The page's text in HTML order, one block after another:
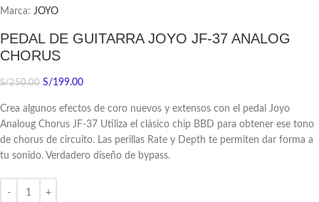
Marca: JOYO
PEDAL DE GUITARRA JOYO JF-37 ANALOG
CHORUS
S/250.00 S/199.00
Crea algunos efectos de coro nuevos y extensos con el pedal Joyo
Analoug Chorus JF-37 Utiliza el clásico chip BBD para obtener ese tono
de chorus de circuito. Las perillas Rate y Depth te permiten dar forma a
tu sonido. Verdadero diseño de bypass.